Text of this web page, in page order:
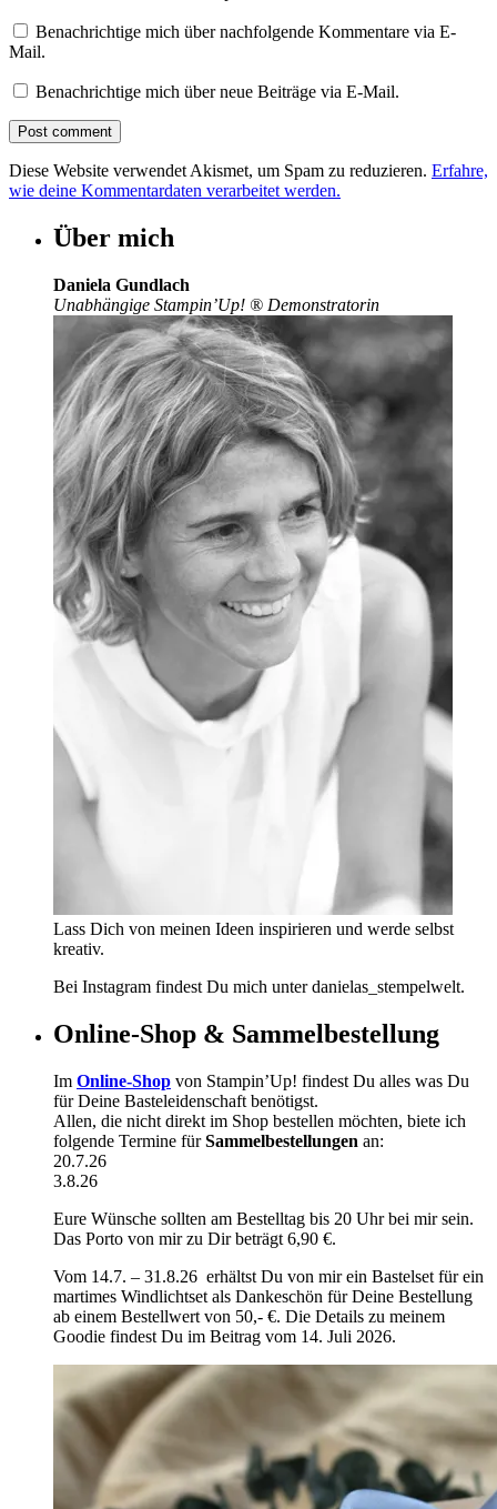
Benachrichtige mich über nachfolgende Kommentare via E-
Mail.
Benachrichtige mich über neue Beiträge via E-Mail.
Diese Website verwendet Akismet, um Spam zu reduzieren. Erfahre,
wie deine Kommentardaten verarbeitet werden.
Über mich
Daniela Gundlach
Unabhängige Stampin’Up! ® Demonstratorin
Lass Dich von meinen Ideen inspirieren und werde selbst
kreativ.
Bei Instagram findest Du mich unter danielas_stempelwelt.
Online-Shop & Sammelbestellung
Im Online-Shop von Stampin’Up! findest Du alles was Du
für Deine Basteleidenschaft benötigst.
Allen, die nicht direkt im Shop bestellen möchten, biete ich
folgende Termine fürSammelbestellungen an:
20.7.26
3.8.26
Eure Wünsche sollten am Bestelltag bis 20 Uhr bei mir sein.
Das Porto von mir zu Dir beträgt 6,90 €.
Vom 14.7. – 31.8.26 erhältst Du von mir ein Bastelset für ein
martimes Windlichtset als Dankeschön für Deine Bestellung
ab einem Bestellwert von 50,- €. Die Details zu meinem
Goodie findest Du im Beitrag vom 14. Juli 2026.